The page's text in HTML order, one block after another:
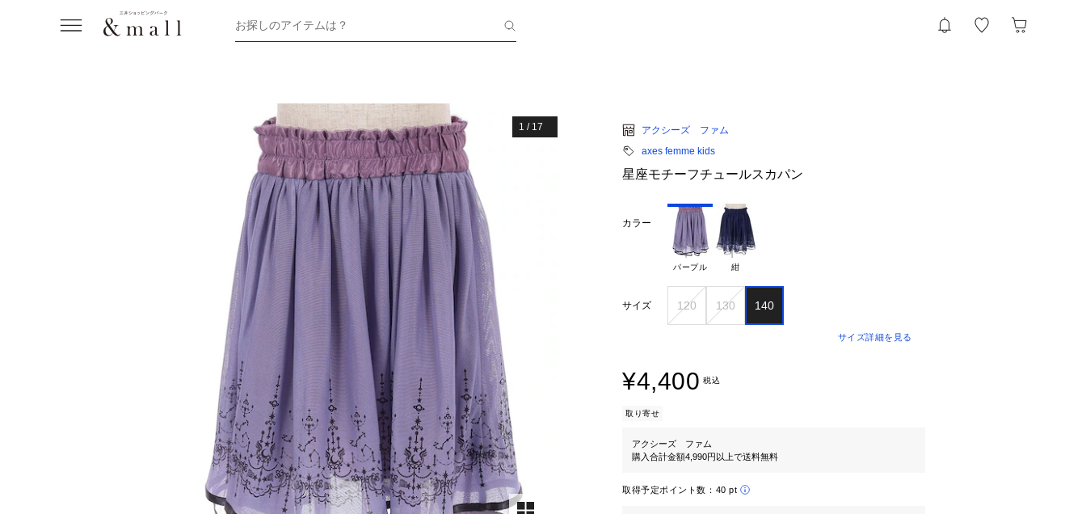
お探しのアイテムは？
1 / 17
アクシーズ ファム
axes femme kids
星座モチーフチュールスカパン
カラー
パープル 紺
サイズ 120 130 140
サイズ詳細を見る
¥4,400 税込
取り寄せ
アクシーズ ファム
購入合計金額4,990円以上で送料無料
取得予定ポイント数： 40 pt